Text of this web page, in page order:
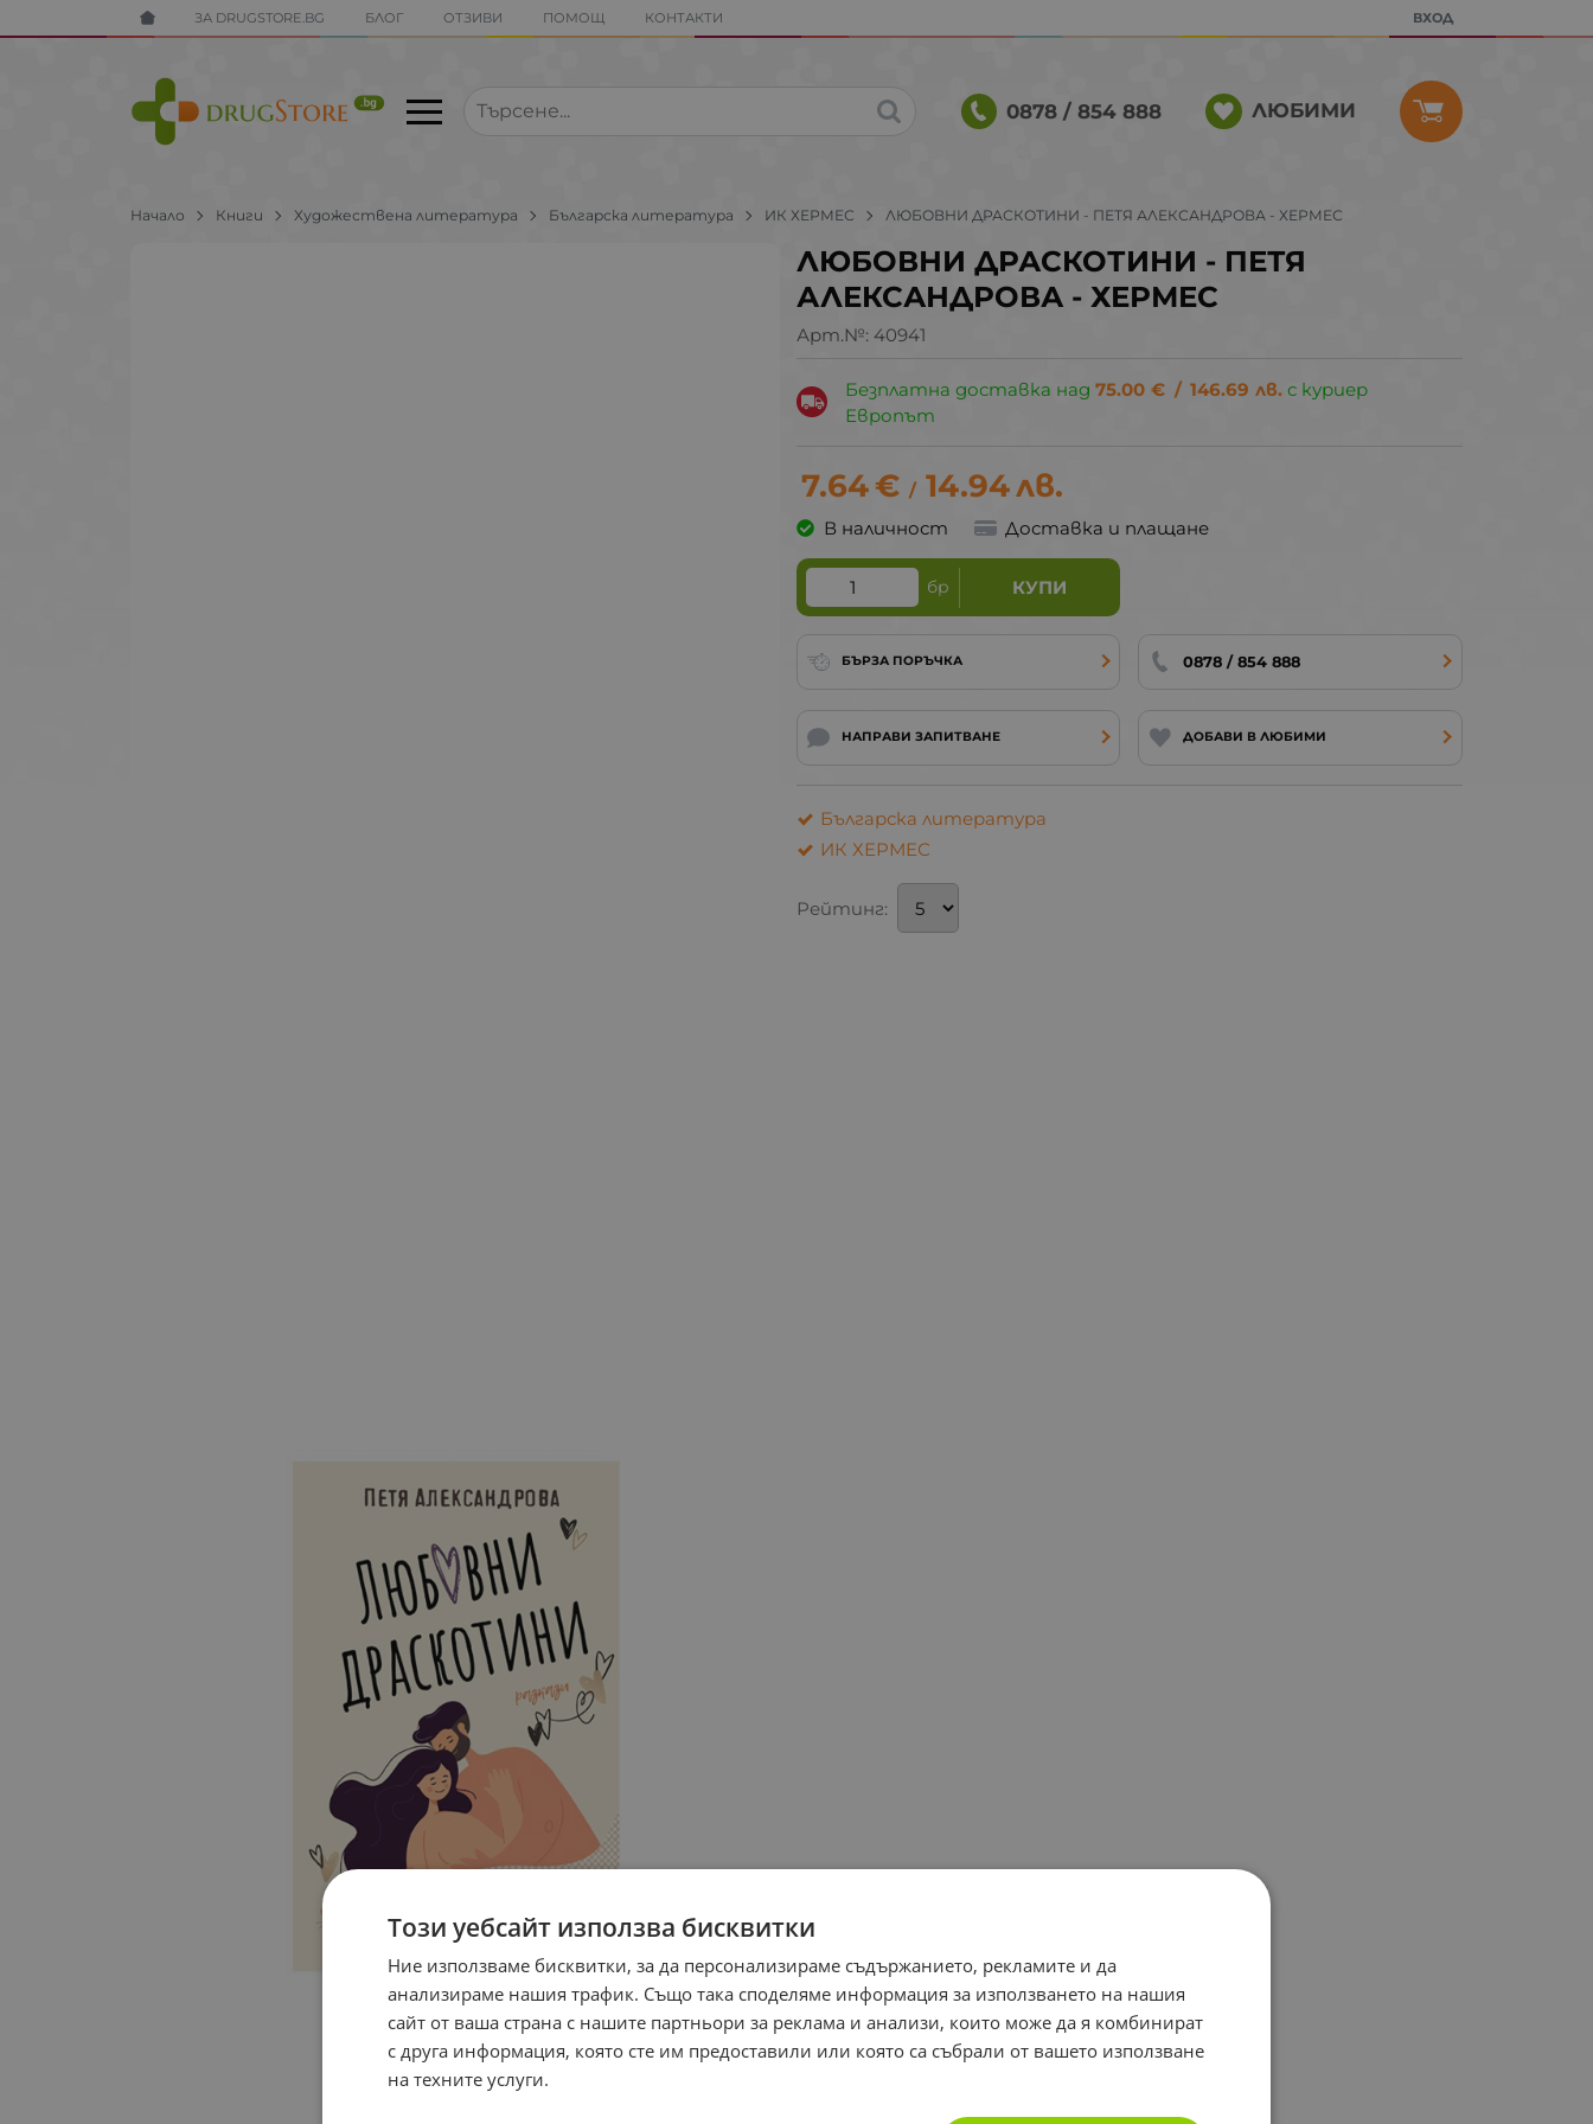
ЗА DRUGSTORE.BG БЛОГ ОТЗИВИ ПОМОЩ КОНТАКТИ ВХОД
0878 / 854 888 ЛЮБИМИ
Начало Книги Художествена литература Българска литература ИК ХЕРМЕС ЛЮБОВНИ ДРАСКОТИНИ - ПЕТЯ АЛЕКСАНДРОВА - ХЕРМЕС
ЛЮБОВНИ ДРАСКОТИНИ - ПЕТЯ
АЛЕКСАНДРОВА - ХЕРМЕС
Арт.№: 40941
Безплатна доставка над75.00 € / 146.69 лв. с куриер
Европът
7.64€ / 14.94лв.
В наличност Доставка и плащане
бр КУПИ
БЪРЗА ПОРЪЧКА 0878 / 854 888
НАПРАВИ ЗАПИТВАНЕ ДОБАВИ В ЛЮБИМИ
Българска литература
ИК ХЕРМЕС
Рейтинг:
Този уебсайт използва бисквитки
Ние използваме бисквитки, за да персонализираме съдържанието, рекламите и да
анализираме нашия трафик. Също така споделяме информация за използването на нашия
сайт от ваша страна с нашите партньори за реклама и анализи, които може да я комбинират
с друга информация, която сте им предоставили или която са събрали от вашето използване
на техните услуги.